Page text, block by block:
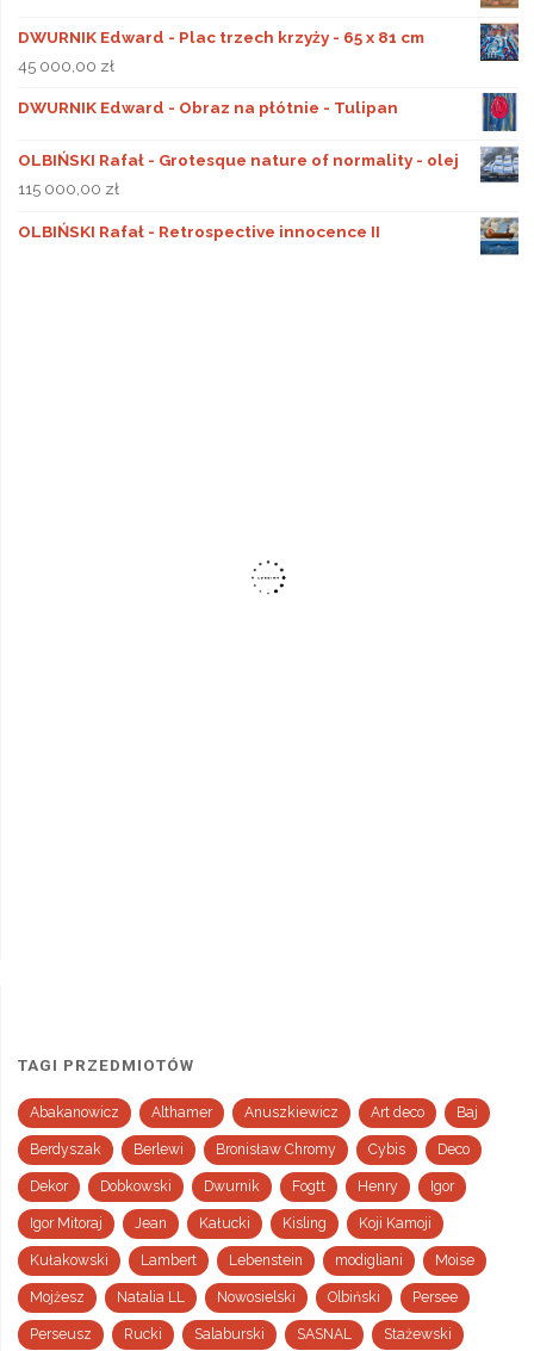
DWURNIK Edward - Plac trzech krzyży - 65 x 81 cm
45 000,00 zł
DWURNIK Edward - Obraz na płótnie - Tulipan
OLBIŃSKI Rafał - Grotesque nature of normality - olej
115 000,00 zł
OLBIŃSKI Rafał - Retrospective innocence II
TAGI PRZEDMIOTÓW
Abakanowicz Althamer Anuszkiewicz Art deco Baj
Berdyszak Berlewi Bronisław Chromy Cybis Deco
Dekor Dobkowski Dwurnik Fogtt Henry Igor
Igor Mitoraj Jean Kałucki Kisling Koji Kamoji
Kułakowski Lambert Lebenstein modigliani Moise
Mojżesz Natalia LL Nowosielski Olbiński Persee
Perseusz Rucki Salaburski SASNAL Stażewski